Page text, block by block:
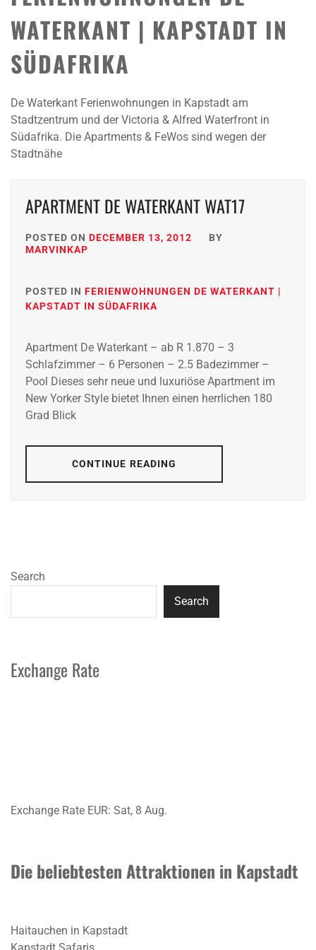
WATERKANT | KAPSTADT IN
SÜDAFRIKA
De Waterkant Ferienwohnungen in Kapstadt am
Stadtzentrum und der Victoria & Alfred Waterfront in
Südafrika. Die Apartments & FeWos sind wegen der
Stadtnähe
APARTMENT DE WATERKANT WAT17
POSTED ON DECEMBER 13, 2012
BY
MARVINKAP
POSTED IN FERIENWOHNUNGEN DE WATERKANT |
KAPSTADT IN SÜDAFRIKA
Apartment De Waterkant – ab R 1.870 – 3
Schlafzimmer – 6 Personen – 2.5 Badezimmer –
Pool Dieses sehr neue und luxuriöse Apartment im
New Yorker Style bietet Ihnen einen herrlichen 180
Grad Blick
CONTINUE READING
Search
Search
Exchange Rate
Exchange Rate EUR: Sat, 8 Aug.
Die beliebtesten Attraktionen in Kapstadt
Haitauchen in Kapstadt